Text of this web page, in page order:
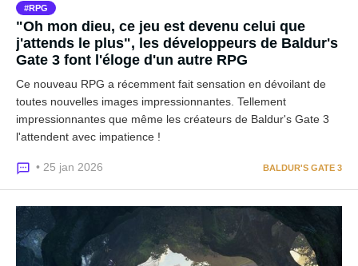
RPG
"Oh mon dieu, ce jeu est devenu celui que
j'attends le plus", les développeurs de Baldur's
Gate 3 font l'éloge d'un autre RPG
Ce nouveau RPG a récemment fait sensation en dévoilant de
toutes nouvelles images impressionnantes. Tellement
impressionnantes que même les créateurs de Baldur's Gate 3
l'attendent avec impatience !
• 25 jan 2026 BALDUR'S GATE 3